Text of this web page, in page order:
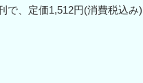
で、定価1,512円(消費税込み)